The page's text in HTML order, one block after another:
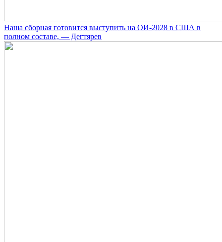
Наша сборная готовится выступить на ОИ-2028 в США в
полном составе, — Дегтярев